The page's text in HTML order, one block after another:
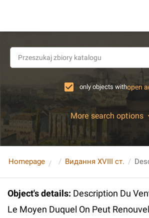
only objects withopen
More search options
Homepage Видання XVIII ст.
Object's details: Description Du
Le Moyen Duquel On Peut